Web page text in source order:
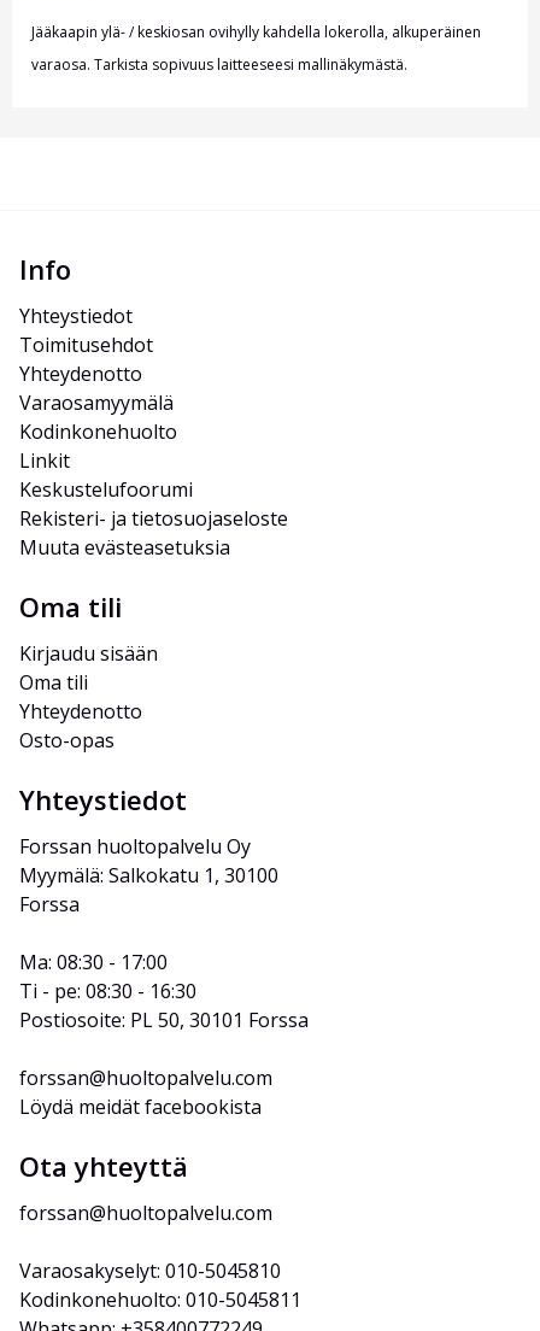
Jääkaapin ylä- / keskiosan ovihylly kahdella lokerolla, alkuperäinen
varaosa. Tarkista sopivuus laitteeseesi mallinäkymästä.
Info
Yhteystiedot
Toimitusehdot
Yhteydenotto
Varaosamyymälä
Kodinkonehuolto
Linkit
Keskustelufoorumi
Rekisteri- ja tietosuojaseloste
Muuta evästeasetuksia
Oma tili
Kirjaudu sisään
Oma tili
Yhteydenotto
Osto-opas
Yhteystiedot
Forssan huoltopalvelu Oy
Myymälä: Salkokatu 1, 30100
Forssa
Ma: 08:30 - 17:00
Ti - pe: 08:30 - 16:30
Postiosoite: PL 50, 30101 Forssa
forssan@huoltopalvelu.com
Löydä meidät facebookista
Ota yhteyttä
forssan@huoltopalvelu.com
Varaosakyselyt: 010-5045810
Kodinkonehuolto: 010-5045811